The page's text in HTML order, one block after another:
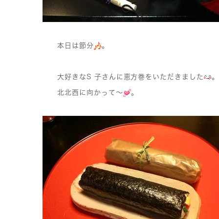
本日は節分 。
大好きなS 子さんに恵方巻をいただきました 。
北北西に向かって〜 。